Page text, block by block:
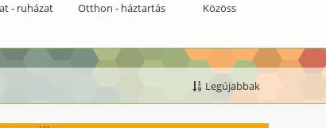
- ruházat Otthon - háztartás Közösség
Legújabbak